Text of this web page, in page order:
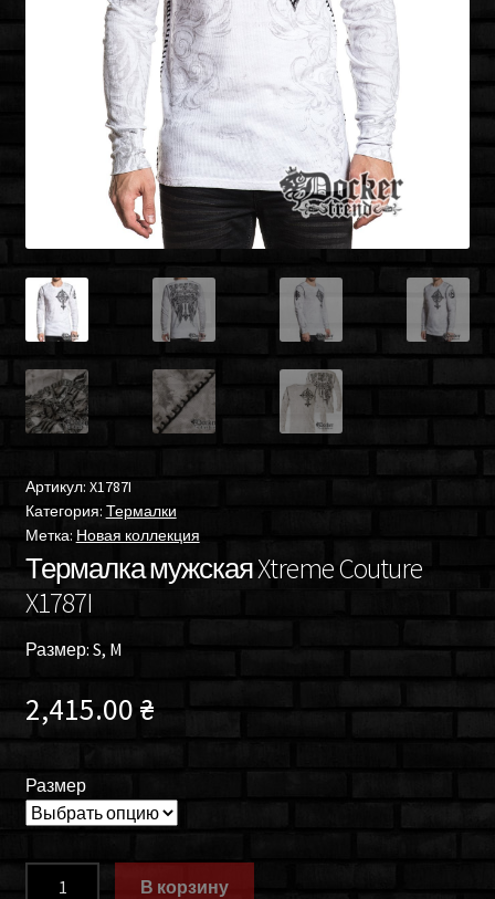
Артикул: X1787I
Категория: Термалки
Метка: Новая коллекция
Термалка мужская Xtreme Couture
X1787I
Размер: S, M
2,415.00 ₴
Размер
В корзину